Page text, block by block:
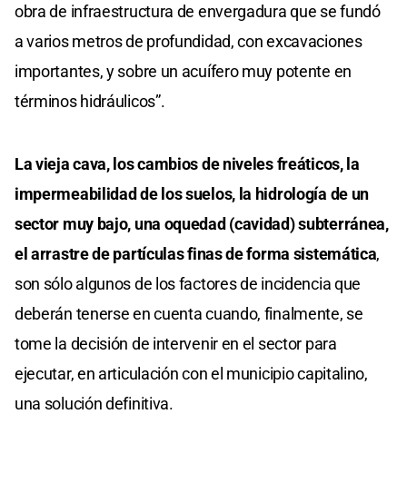
obra de infraestructura de envergadura que se fundó
a varios metros de profundidad, con excavaciones
importantes, y sobre un acuífero muy potente en
términos hidráulicos”.
La vieja cava, los cambios de niveles freáticos, la
impermeabilidad de los suelos, la hidrología de un
sector muy bajo, una oquedad (cavidad) subterránea,
el arrastre de partículas finas de forma sistemática,
son sólo algunos de los factores de incidencia que
deberán tenerse en cuenta cuando, finalmente, se
tome la decisión de intervenir en el sector para
ejecutar, en articulación con el municipio capitalino,
una solución definitiva.